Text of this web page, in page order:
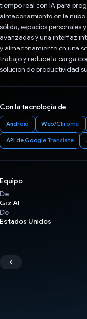
tiempo real con IA para
almacenamiento en la
sólida, espacios personales
avanzadas y una interfaz
y almacenamiento en una
trabajo y reduce la carga
solución de productividad
Con la tecnología de
Android Web/Chrome
API de Google Translate
Equipo
De
Giz AI
De
Estados Unidos